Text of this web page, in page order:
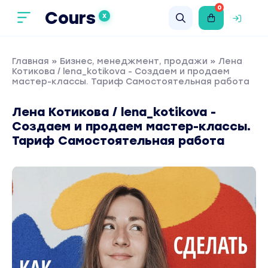
Cours X
0
Главная » Бизнес, менеджмент, продажи » Лена
Котикова / lena_kotikova - Создаем и продаем
мастер-классы. Тариф Самостоятельная работа
Лена Котикова / lena_kotikova -
Создаем и продаем мастер-классы.
Тариф Самостоятельная работа